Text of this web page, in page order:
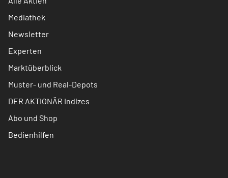
Mediathek
Newsletter
Experten
Marktüberblick
Muster- und Real-Depots
DER AKTIONÄR Indizes
Abo und Shop
Bedienhilfen